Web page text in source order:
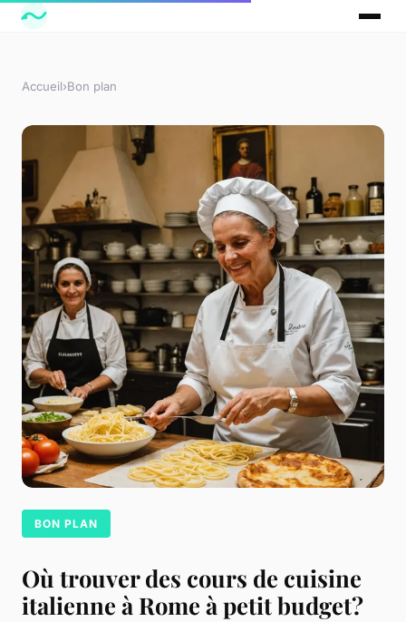
Accueil›Bon plan
BON PLAN
Où trouver des cours de cuisine
italienne à Rome à petit budget?